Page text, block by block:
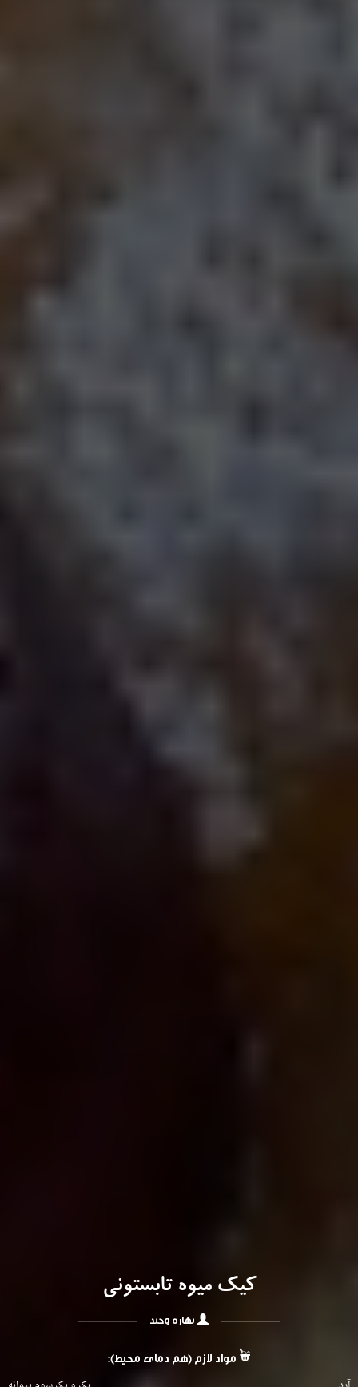
کیک میوه تابستونی
بهاره وحید
مواد لازم (هم دمای محیط):